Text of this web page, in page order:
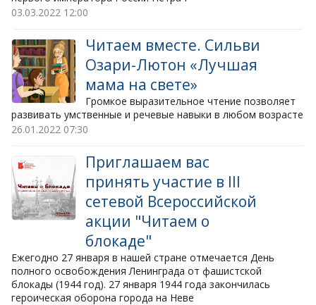
03.03.2022 12:00
Читаем вместе. Сильви
Озари-Лютон «Лучшая
мама на свете»
Громкое выразительное чтение позволяет
развивать умственные и речевые навыки в любом возрасте
26.01.2022 07:30
Приглашаем вас
принять участие в III
сетевой Всероссийской
акции "Читаем о
блокаде"
Ежегодно 27 января в нашей стране отмечается День
полного освобождения Ленинграда от фашистской
блокады (1944 год). 27 января 1944 года закончилась
героическая оборона города на Неве